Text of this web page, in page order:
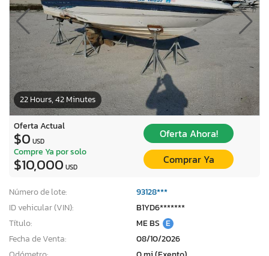
22 Hours, 42 Minutes
Oferta Actual
$0 USD
Oferta Ahora!
Compre Ya por solo
$10,000 USD
Comprar Ya
Número de lote:
93128***
ID vehicular (VIN):
B1YD6*******
Título:
ME BS E
Fecha de Venta:
08/10/2026